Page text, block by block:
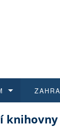
knihovny